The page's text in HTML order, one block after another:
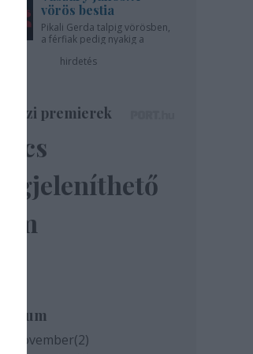
vörös bestia
Pikali Gerda talpig vörösben,
a férfiak pedig nyakig a
hirdetés
premierek
november(2)